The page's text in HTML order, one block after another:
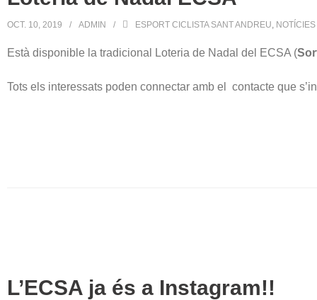
OCT. 10, 2019 ADMIN ESPORT CICLISTA SANT ANDREU, NOTÍCIES
Està disponible la tradicional Loteria de Nadal del ECSA (
Tots els interessats poden connectar amb el contacte que
L’ECSA ja és a Instagram!!